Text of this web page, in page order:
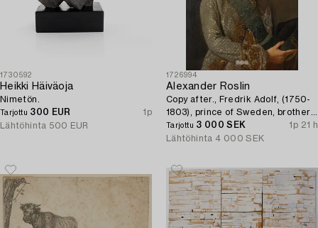
1730592
Heikki Häiväoja
Nimetön.
Tarjottu 300 EUR
1p
Lähtöhinta 500 EUR
1726994
Alexander Roslin
Copy after., Fredrik Adolf, (1750-
1803), prince of Sweden, brother
of Gustav III.
Tarjottu 3 000 SEK
1p 21 h
Lähtöhinta 4 000 SEK